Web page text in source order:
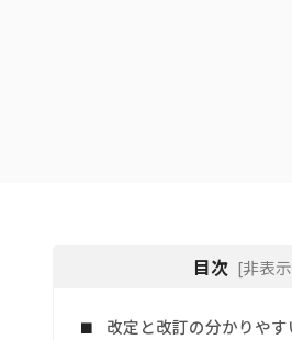
目次 [非表
改定と改訂の分かりやす